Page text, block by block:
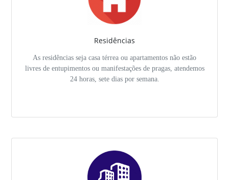
Residências
As residências seja casa térrea ou apartamentos não estão
livres de entupimentos ou manifestações de pragas, atendemos
24 horas, sete dias por semana.